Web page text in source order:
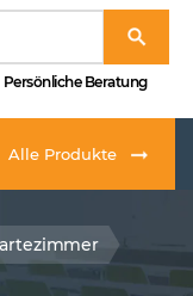
Persönliche Beratung
Alle Produkte